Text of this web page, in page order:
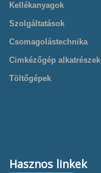
Kellékanyagok
Szolgáltatások
Csomagolástechnika
Cimkézőgép alkatrészek
Töltőgépek
Hasznos linkek